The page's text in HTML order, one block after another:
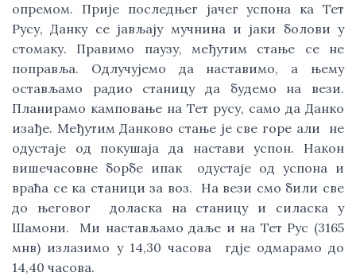
опремом. Прије последњег јачег успона ка Тет
Русу, Данку се јављају мучнина и јаки болови у
стомаку. Правимо паузу, међутим стање се не
поправља. Одлучујемо да наставимо, а њему
остављамо радио станицу да будемо на вези.
Планирамо камповање на Тет русу, само да Данко
изађе. Међутим Данково стање је све горе али не
одустаје од покушаја да настави успон. Након
вишечасовне борбе ипак одустаје од успона и
враћа се ка станици за воз. На вези смо били све
до његовог доласка на станицу и силаска у
Шамони. Ми настављамо даље и на Тет Рус (3165
мнв) излазимо у 14,30 часова гдје одмарамо до
14,40 часова.